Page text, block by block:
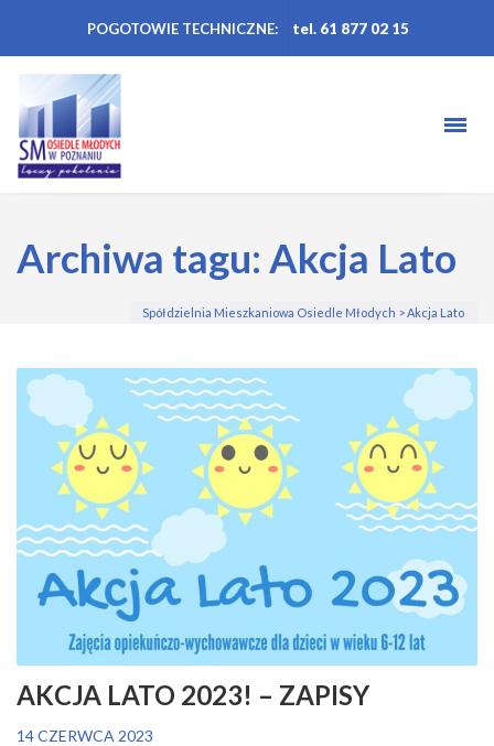
POGOTOWIE TECHNICZNE: tel. 61 877 02 15
Archiwa tagu: Akcja Lato
Spółdzielnia Mieszkaniowa Osiedle Młodych >Akcja Lato
AKCJA LATO 2023! – ZAPISY
14 CZERWCA 2023